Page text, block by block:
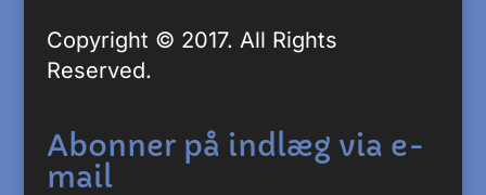
Copyright © 2017. All Rights
Reserved.
Abonner på indlæg via e-
mail